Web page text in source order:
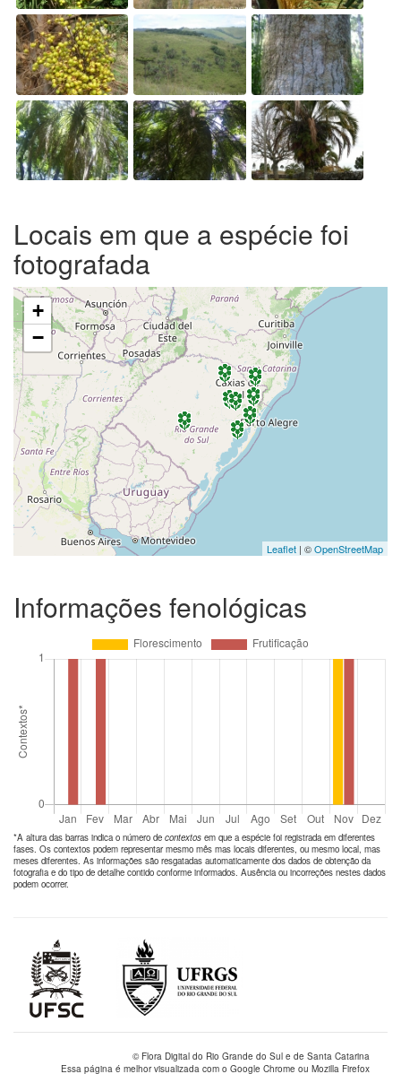
Locais em que a espécie foi
fotografada
+
−
Leaflet | ©OpenStreetMap
Informações fenológicas
*A altura das barras indica o número de contextos em que a espécie foi registrada em diferentes
fases. Os contextos podem representar mesmo mês mas locais diferentes, ou mesmo local, mas
meses diferentes. As informações são resgatadas automaticamente dos dados de obtenção da
fotografia e do tipo de detalhe contido conforme informados. Ausência ou incorreções nestes dados
podem ocorrer.
© Flora Digital do Rio Grande do Sul e de Santa Catarina
Essa página é melhor visualizada com o Google Chrome ou Mozilla Firefox